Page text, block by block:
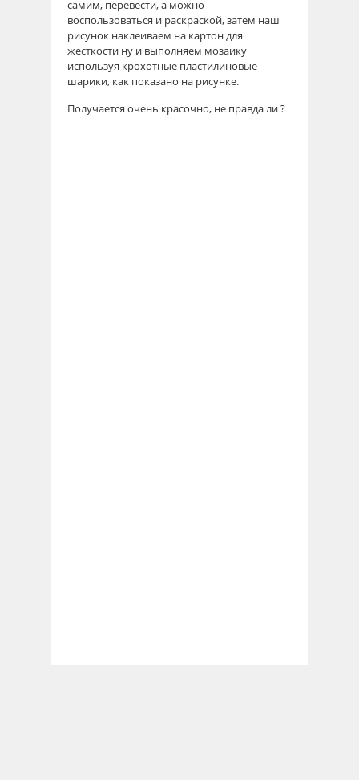
самим, перевести, а можно
воспользоваться и раскраской, затем наш
рисунок наклеиваем на картон для
жесткости ну и выполняем мозаику
используя крохотные пластилиновые
шарики, как показано на рисунке.
Получается очень красочно, не правда ли ?